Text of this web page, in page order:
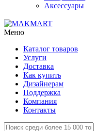
Аксессуары
Меню
Каталог товаров
Услуги
Доставка
Как купить
Дизайнерам
Поддержка
Компания
Контакты